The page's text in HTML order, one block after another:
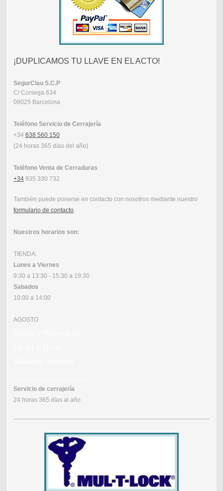
¡DUPLICAMOS TU LLAVE EN EL ACTO!
SegurClau S.C.P
C/ Corsega 634
08025 Barcelona
Teléfono Servicio de Cerrajería
+34 638 560 150
(24 horas 365 días del año)
Teléfono Venta de Cerraduras
+34935 330 732
También puede ponerse en contacto con nosotros mediante nuestro
formulario de contacto.
Nuestros horarios son:
TIENDA:
Lunes a Viernes
9:30 a 13:30 - 15:30 a 19:30
Sabados
10:00 a 14:00
AGOSTO
Servicio de cerrajería
24 horas 365 días al año